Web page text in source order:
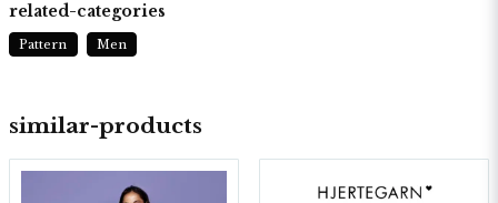
similar-products
related-categories
Pattern Men